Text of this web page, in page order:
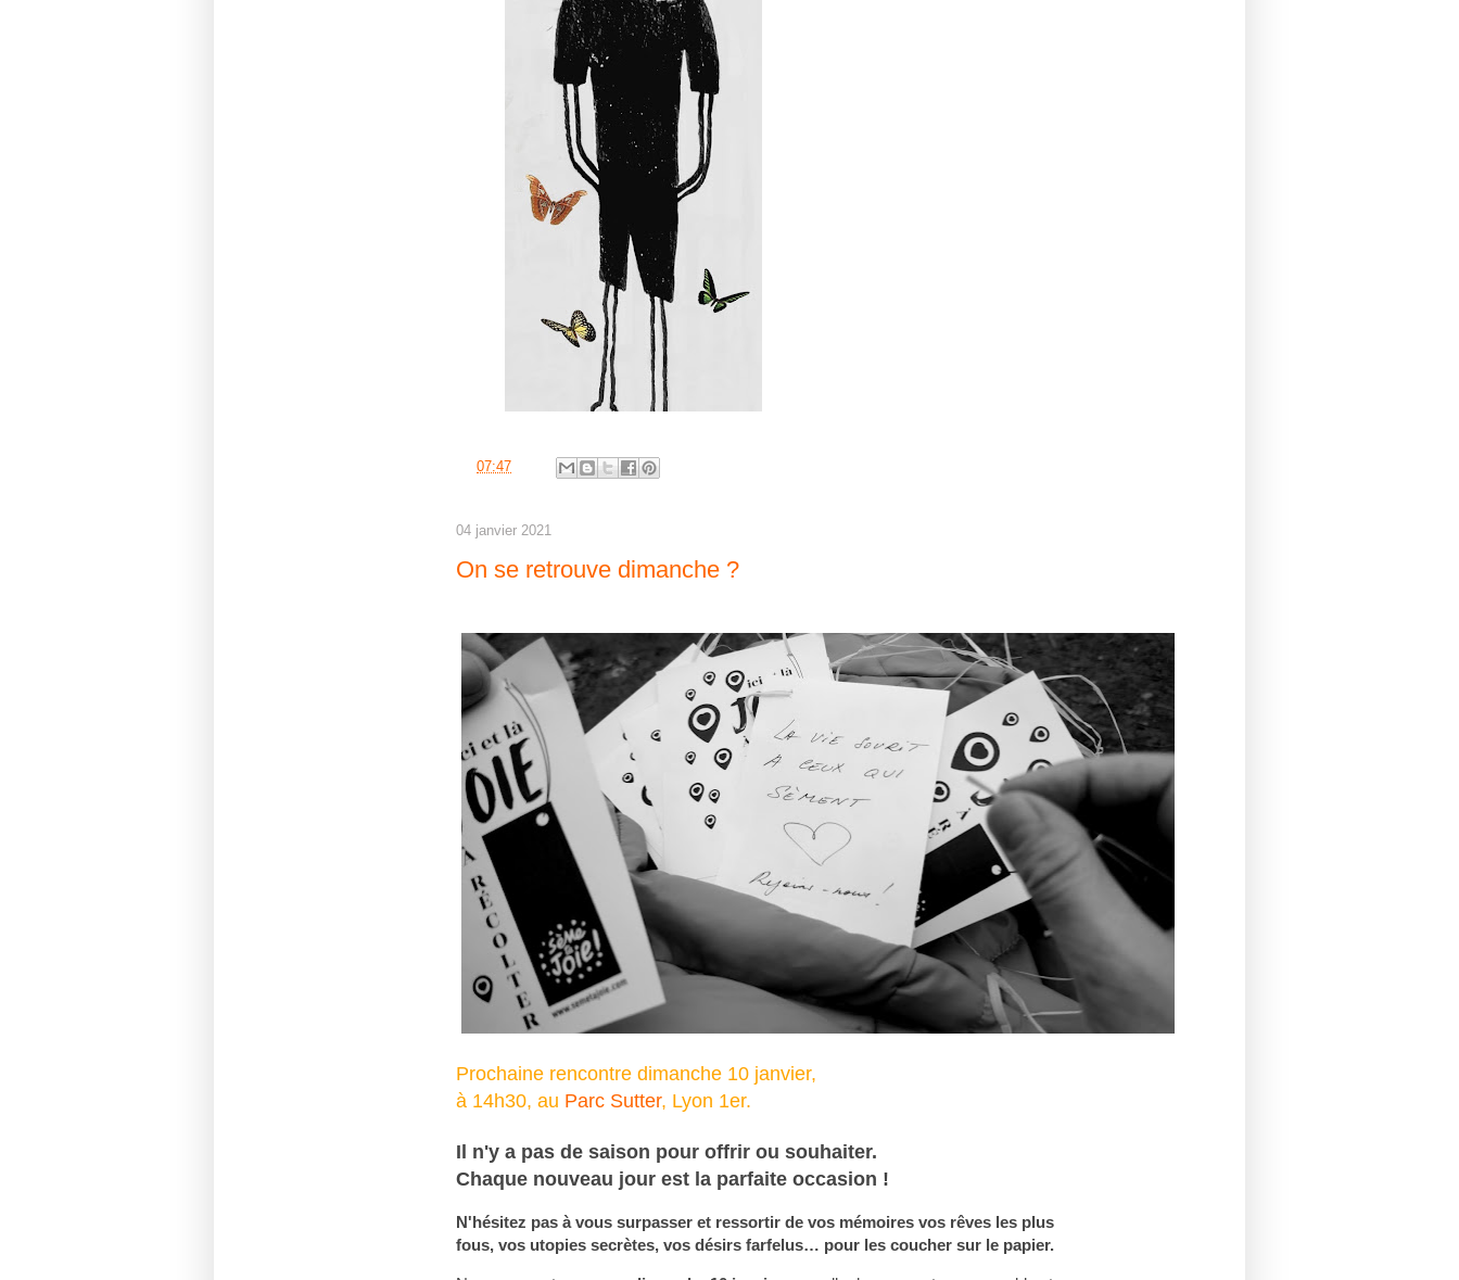
07:47
04 janvier 2021
On se retrouve dimanche ?
Prochaine rencontre dimanche 10 janvier,
à 14h30, au Parc Sutter, Lyon 1er.
Il n'y a pas de saison pour offrir ou souhaiter.
Chaque nouveau jour est la parfaite occasion !
N'hésitez pas à vous surpasser et ressortir de vos mémoires vos rêves les plus
fous, vos utopies secrètes, vos désirs farfelus… pour les coucher sur le papier.